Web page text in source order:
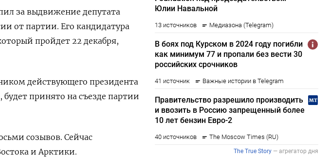
за выдвижение депутата
от партии. Его кандидатура
пройдет 22 декабря,
действующего президента
принято на съезде партии
созывов. Сейчас
и Арктики.